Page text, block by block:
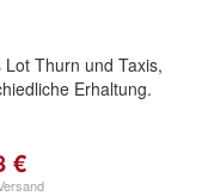
Lot Thurn und Taxis,
Erhaltung.
€